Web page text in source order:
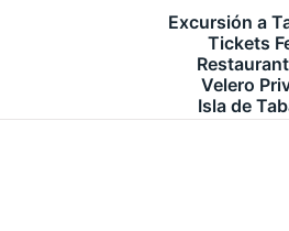
Excursión a
Tickets
Velero
Isla de